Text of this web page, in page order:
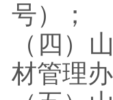
号）；
（四）
材管理